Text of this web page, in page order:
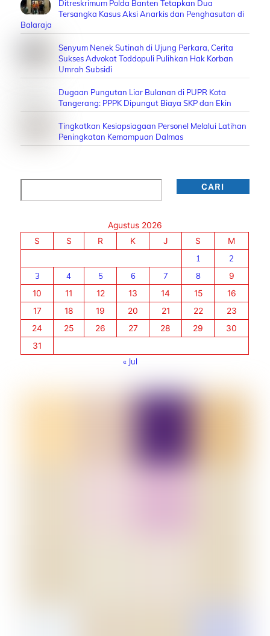
Ditreskrimum Polda Banten Tetapkan Dua
Tersangka Kasus Aksi Anarkis dan Penghasutan di
Balaraja
Senyum Nenek Sutinah di Ujung Perkara, Cerita
Sukses Advokat Toddopuli Pulihkan Hak Korban
Umrah Subsidi
Dugaan Pungutan Liar Bulanan di PUPR Kota
Tangerang: PPPK Dipungut Biaya SKP dan Ekin
Tingkatkan Kesiapsiagaan Personel Melalui Latihan
Peningkatan Kemampuan Dalmas
CARI
Agustus 2026
S
S R K J S
M
1
2
3
4 5 6 7 8
9
10
11 12 13 14 15
16
17
18 19 20 21 22
23
24
25 26 27 28 29
30
31
« Jul